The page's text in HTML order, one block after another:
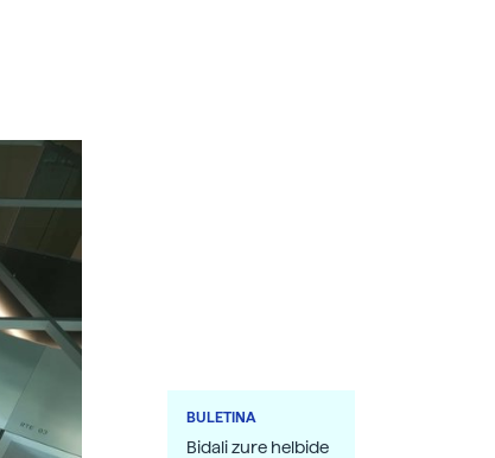
BULETINA
Bidali zure helbide